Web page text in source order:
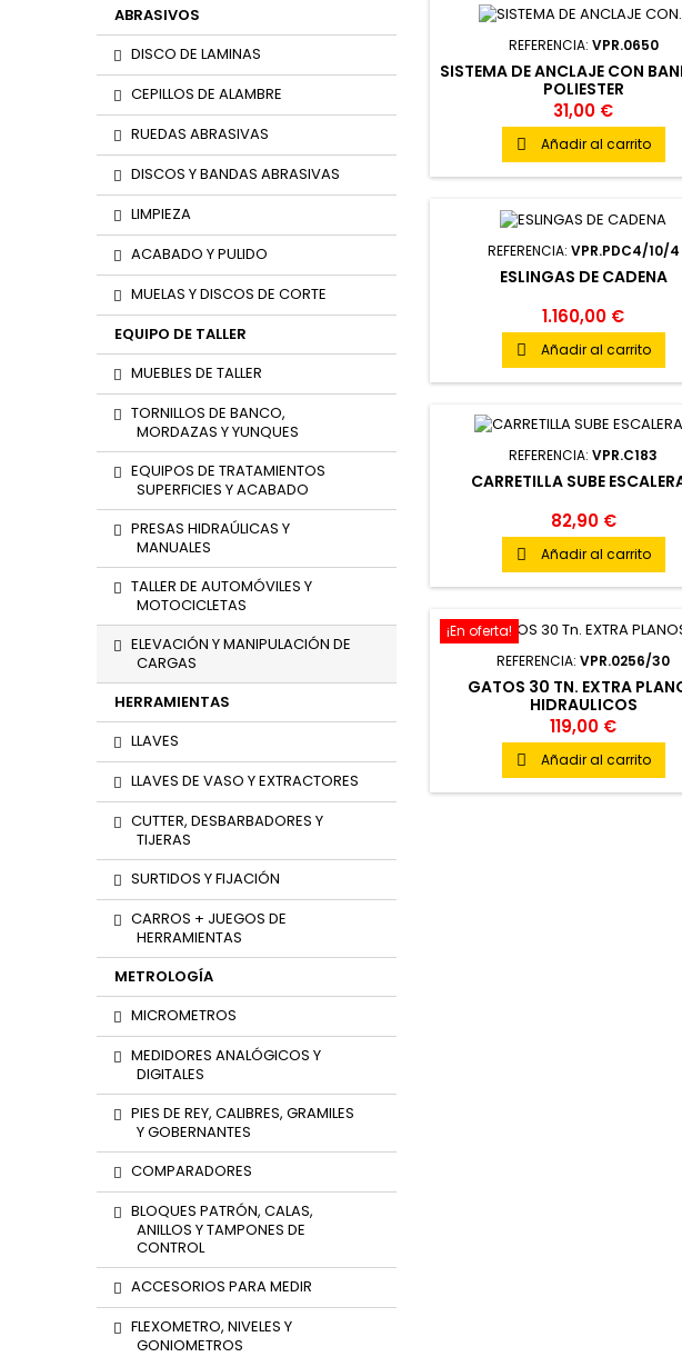
ABRASIVOS
DISCO DE LAMINAS
CEPILLOS DE ALAMBRE
RUEDAS ABRASIVAS
DISCOS Y BANDAS ABRASIVAS
LIMPIEZA
ACABADO Y PULIDO
MUELAS Y DISCOS DE CORTE
EQUIPO DE TALLER
MUEBLES DE TALLER
TORNILLOS DE BANCO,
MORDAZAS Y YUNQUES
EQUIPOS DE TRATAMIENTOS
SUPERFICIES Y ACABADO
PRESAS HIDRAÚLICAS Y
MANUALES
TALLER DE AUTOMÓVILES Y
MOTOCICLETAS
ELEVACIÓN Y MANIPULACIÓN DE
CARGAS
HERRAMIENTAS
LLAVES
LLAVES DE VASO Y EXTRACTORES
CUTTER, DESBARBADORES Y
TIJERAS
SURTIDOS Y FIJACIÓN
CARROS + JUEGOS DE
HERRAMIENTAS
METROLOGÍA
MICROMETROS
MEDIDORES ANALÓGICOS Y
DIGITALES
PIES DE REY, CALIBRES, GRAMILES
Y GOBERNANTES
COMPARADORES
BLOQUES PATRÓN, CALAS,
ANILLOS Y TAMPONES DE
CONTROL
ACCESORIOS PARA MEDIR
FLEXOMETRO, NIVELES Y
GONIOMETROS
REFERENCIA: VPR.0650
SISTEMA DE ANCLAJE CON
POLIESTER
31,00 €
 Añadir al carrito
REFERENCIA: VPR.PDC4/10/4
ESLINGAS DE CADENA
1.160,00 €
 Añadir al carrito
REFERENCIA:VPR.C183
CARRETILLA SUBE
82,90 €
 Añadir al carrito
¡En oferta!
REFERENCIA:VPR.0256/30
GATOS 30 TN. EXTRA
HIDRAULICOS
119,00 €
 Añadir al carrito